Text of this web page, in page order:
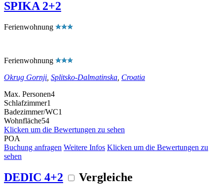
SPIKA 2+2
Ferienwohnung
Ferienwohnung
Okrug Gornji Splitsko-Dalmatinska Croatia
Max. Personen4
Schlafzimmer1
Badezimmer/WC1
Wohnfläche54
Klicken um die Bewertungen zu sehen
POA
Buchung anfragen Weitere Infos Klicken um die Bewertungen zu
sehen
DEDIC 4+2 Vergleiche